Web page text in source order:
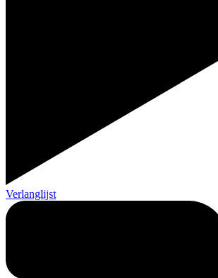
Verlanglijst